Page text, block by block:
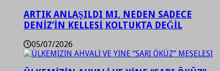
ARTIK ANLAŞILDI MI, NEDEN SADECE
DENİZ’İN KELLESİ KOLTUKTA DEĞİL
05/07/2026